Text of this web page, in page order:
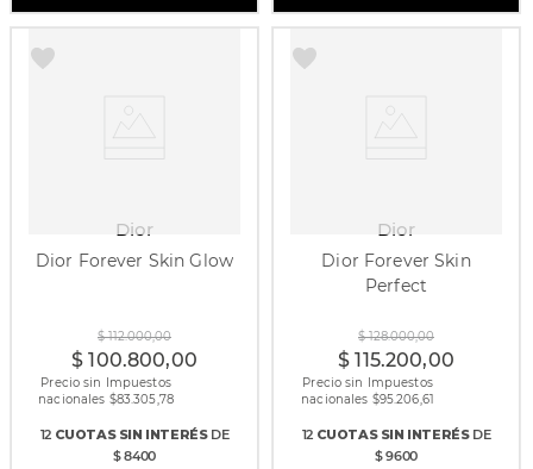
Dior
Dior Forever Skin Glow
$ 112.000,00
$ 100.800,00
Precio sin Impuestos
nacionales $83.305,78
12CUOTAS SIN INTERÉSDE
$ 8400
Dior
Dior Forever Skin
Perfect
$ 128.000,00
$ 115.200,00
Precio sin Impuestos
nacionales $95.206,61
12CUOTAS SIN INTERÉSDE
$ 9600